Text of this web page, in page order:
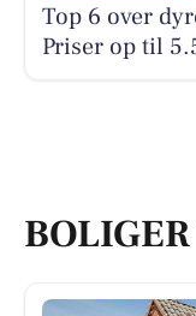
Top 6 over
Priser op til